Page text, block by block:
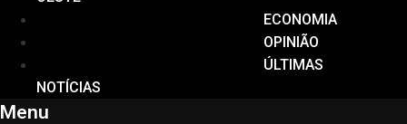
ECONOMIA
OPINIÃO
ÚLTIMAS
NOTÍCIAS
Menu